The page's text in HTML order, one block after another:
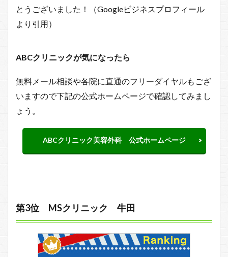
とうございました！（Googleビジネスプロフィール
より引用）
ABCクリニックが気になったら
無料メール相談や各院に直通のフリーダイヤルもござ
いますので下記の公式ホームページで確認してみまし
ょう。
ABCクリニック美容外科 公式ホームページ
第3位 MSクリニック 牛田